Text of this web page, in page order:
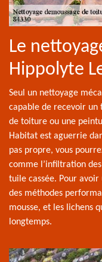
Le
Hippolyte
Seul un nettoyage
capable de recevoir
de toiture ou une
Habitat est aguerrie
pas propre, vous
comme l’infiltration
tuile cassée. Pour
des méthodes
mousse, et les lichens
longtemps.